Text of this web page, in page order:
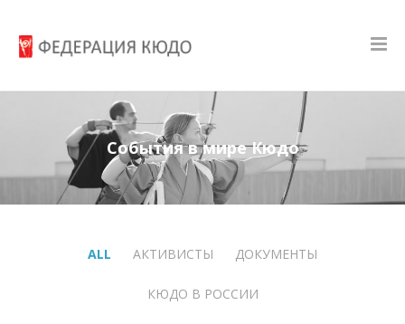
События в мире Кюдо
ALL АКТИВИСТЫ ДОКУМЕНТЫ
КЮДО В РОССИИ